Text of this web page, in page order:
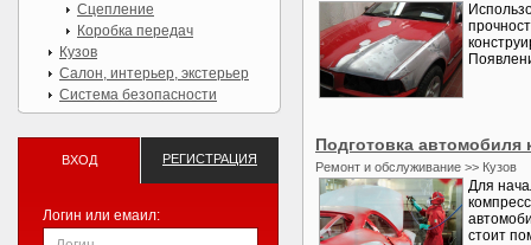
Подготовка автомобиля
Ремонт и обслуживание >> Кузов
Для
стоит
Сцепление
Коробка передач
Кузов
Салон, интерьер, экстерьер
Система безопасности
ВХОД РЕГИСТРАЦИЯ
Логин или емаил: